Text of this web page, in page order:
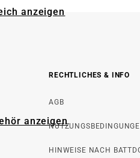
anzeigen
anzeigen
RECHTLICHES & INFO
AGB
HINWEISE NACH